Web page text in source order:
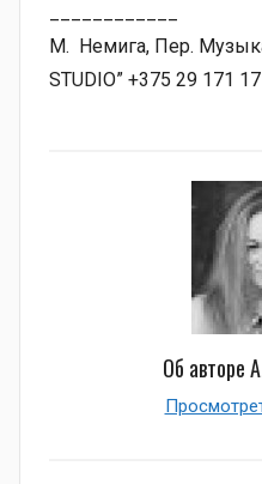
М. Немига, Пер.
STUDIO” +375 29 171
Об авторе